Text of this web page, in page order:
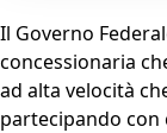
Il Governo
concessionaria
ad alta velocità
partecipando